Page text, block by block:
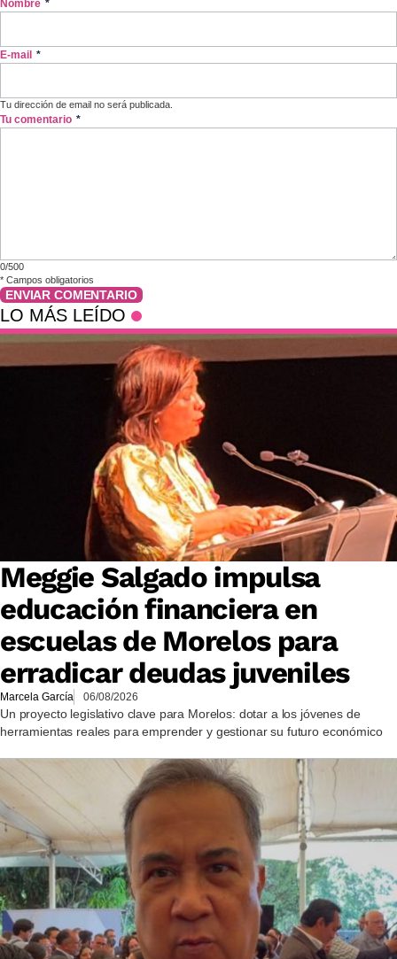
Nombre *
E-mail *
Tu dirección de email no será publicada.
Tu comentario *
0/500
* Campos obligatorios
ENVIAR COMENTARIO
LO MÁS LEÍDO
Meggie Salgado impulsa
educación financiera en
escuelas de Morelos para
erradicar deudas juveniles
Marcela García 06/08/2026
Un proyecto legislativo clave para Morelos: dotar a los jóvenes de
herramientas reales para emprender y gestionar su futuro económico